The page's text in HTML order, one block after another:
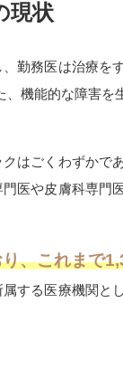
現状
勤務医は治療を
機能的な障害
はごくわずかで
医や皮膚科専門
、これまで
する医療機関と